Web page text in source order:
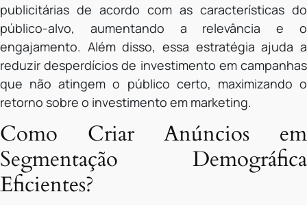
publicitárias de acordo com as características do
público-alvo, aumentando a relevância e o
engajamento. Além disso, essa estratégia ajuda a
reduzir desperdícios de investimento em campanhas
que não atingem o público certo, maximizando o
retorno sobre o investimento em marketing.
Como Criar Anúncios em
Segmentação Demográfica
Eficientes?